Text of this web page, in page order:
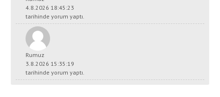
4.8.2026 18:45:23
tarihinde yorum yaptı.
Rumuz
3.8.2026 15:35:19
tarihinde yorum yaptı.